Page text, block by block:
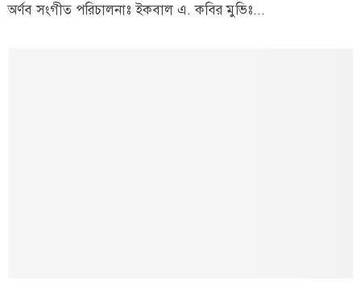
অর্ণব সংগীত পরিচালনাঃ ইকবাল এ. কবির মুভিঃ...